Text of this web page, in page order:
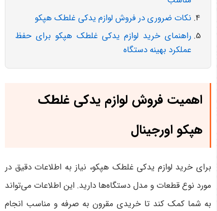
نکات ضروری در فروش لوازم یدکی غلطک هپکو
راهنمای خرید لوازم یدکی غلطک هپکو برای حفظ
عملکرد بهینه دستگاه
اهمیت فروش لوازم یدکی غلطک
هپکو اورجینال
برای خرید لوازم یدکی غلطک هپکو، نیاز به اطلاعات دقیق در
مورد نوع قطعات و مدل دستگاه‌ها دارید. این اطلاعات می‌تواند
به شما کمک کند تا خریدی مقرون به صرفه و مناسب انجام